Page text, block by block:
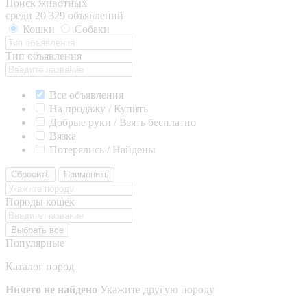
Поиск животных
среди 20 329 объявлений
Кошки
Собаки
Тип объявления
Все объявления
На продажу / Купить
Добрые руки / Взять бесплатно
Вязка
Потерялись / Найдены
Сбросить Применить
Породы кошек
Выбрать все
Популярные
Каталог пород
Ничего не найдено Укажите другую породу